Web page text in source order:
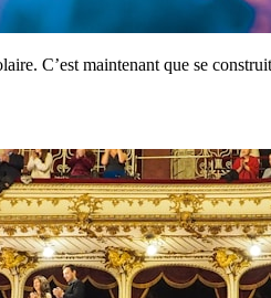
C’est maintenant que se